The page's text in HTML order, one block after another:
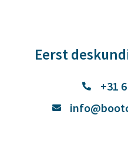
Eerst
+31